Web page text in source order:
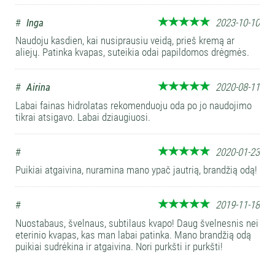
# Inga
2023-10-10
Naudoju kasdien, kai nusiprausiu veidą, prieš kremą ar
aliejų. Patinka kvapas, suteikia odai papildomos drėgmės.
# Airina
2020-08-11
Labai fainas hidrolatas rekomenduoju oda po jo naudojimo
tikrai atsigavo. Labai dziaugiuosi.
#
2020-01-23
Puikiai atgaivina, nuramina mano ypač jautrią, brandžią odą!
#
2019-11-18
Nuostabaus, švelnaus, subtilaus kvapo! Daug švelnesnis nei
eterinio kvapas, kas man labai patinka. Mano brandžią odą
puikiai sudrėkina ir atgaivina. Nori purkšti ir purkšti!